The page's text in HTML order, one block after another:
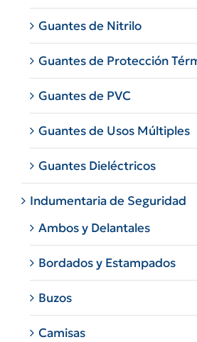
Guantes de Nitrilo
Guantes de Protección
Guantes de PVC
Guantes de Usos Múltiples
Guantes Dieléctricos
Indumentaria de Seguridad
Ambos y Delantales
Bordados y Estampados
Buzos
Camisas